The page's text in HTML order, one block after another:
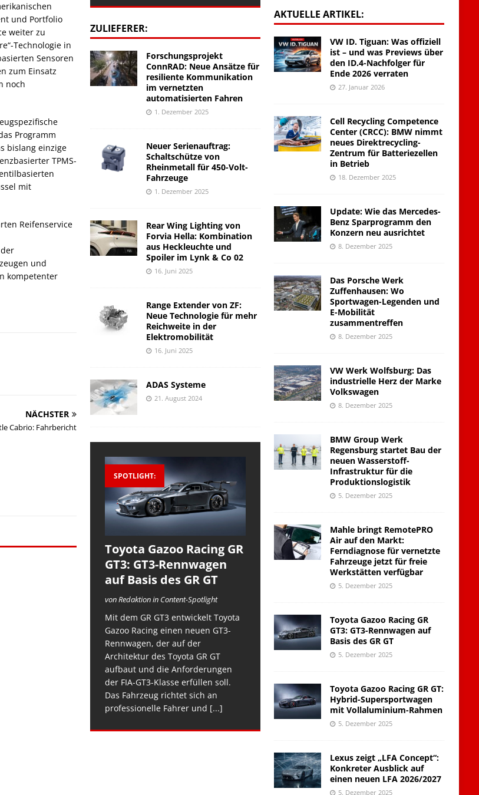
und Portfolio
weiter zu
Technologie in
Sensoren
zum Einsatz
noch
Programm
bislang einzige
TPMS-
mit
Reifenservice
und
kompetenter
NÄCHSTER
Cabrio: Fahrbericht
ZULIEFERER:
Forschungsprojekt
ConnRAD: Neue Ansätze für
resiliente Kommunikation
im vernetzten
automatisierten Fahren
1. Dezember 2025
Neuer Serienauftrag:
Schaltschütze von
Rheinmetall für 450-Volt-
Fahrzeuge
1. Dezember 2025
Rear Wing Lighting von
Forvia Hella: Kombination
aus Heckleuchte und
Spoiler im Lynk & Co 02
16. Juni 2025
Range Extender von ZF:
Neue Technologie für mehr
Reichweite in der
Elektromobilität
16. Juni 2025
ADAS Systeme
21. August 2024
SPOTLIGHT:
Toyota Gazoo Racing GR
GT3: GT3-Rennwagen
auf Basis des GR GT
von Redaktion in Content-Spotlight
Mit dem GR GT3 entwickelt Toyota
Gazoo Racing einen neuen GT3-
Rennwagen, der auf der
Architektur des Toyota GR GT
aufbaut und die Anforderungen
der FIA-GT3-Klasse erfüllen soll.
Das Fahrzeug richtet sich an
professionelle Fahrer und [...]
AKTUELLE ARTIKEL:
VW ID. Tiguan: Was offiziell
ist – und was Previews über
den ID.4-Nachfolger für
Ende 2026 verraten
27. Januar 2026
Cell Recycling Competence
Center (CRCC): BMW nimmt
neues Direktrecycling-
Zentrum für Batteriezellen
in Betrieb
18. Dezember 2025
Update: Wie das Mercedes-
Benz Sparprogramm den
Konzern neu ausrichtet
8. Dezember 2025
Das Porsche Werk
Zuffenhausen: Wo
Sportwagen-Legenden und
E-Mobilität
zusammentreffen
8. Dezember 2025
VW Werk Wolfsburg: Das
industrielle Herz der Marke
Volkswagen
8. Dezember 2025
BMW Group Werk
Regensburg startet Bau der
neuen Wasserstoff-
Infrastruktur für die
Produktionslogistik
5. Dezember 2025
Mahle bringt RemotePRO
Air auf den Markt:
Ferndiagnose für vernetzte
Fahrzeuge jetzt für freie
Werkstätten verfügbar
5. Dezember 2025
Toyota Gazoo Racing GR
GT3: GT3-Rennwagen auf
Basis des GR GT
5. Dezember 2025
Toyota Gazoo Racing GR GT:
Hybrid-Supersportwagen
mit Vollaluminium-Rahmen
5. Dezember 2025
Lexus zeigt „LFA Concept“:
Konkreter Ausblick auf
einen neuen LFA 2026/2027
5. Dezember 2025